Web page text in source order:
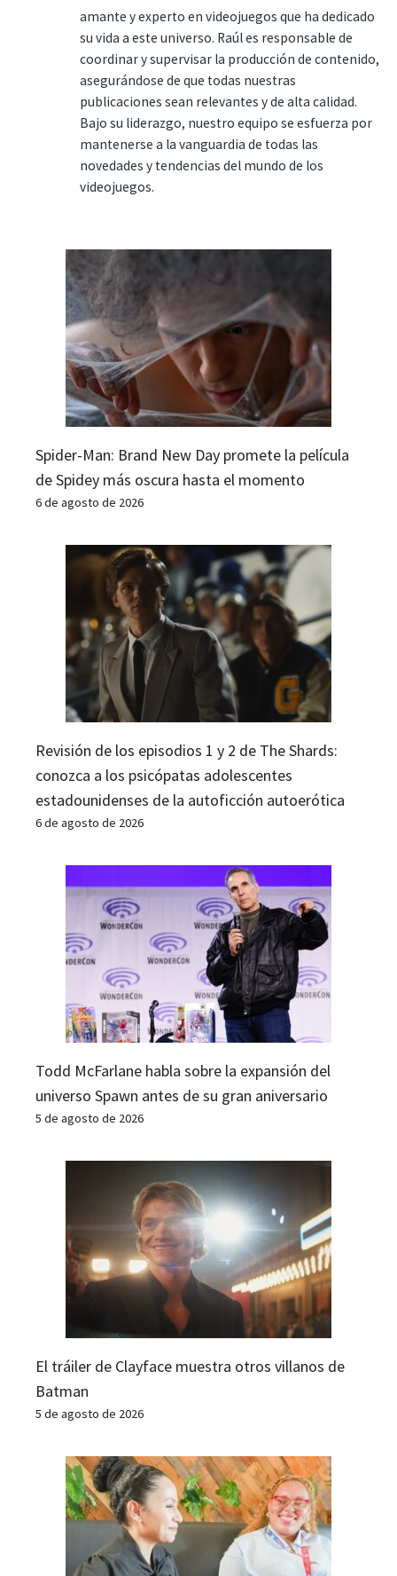
amante y experto en videojuegos que ha dedicado
su vida a este universo. Raúl es responsable de
coordinar y supervisar la producción de contenido,
asegurándose de que todas nuestras
publicaciones sean relevantes y de alta calidad.
Bajo su liderazgo, nuestro equipo se esfuerza por
mantenerse a la vanguardia de todas las
novedades y tendencias del mundo de los
videojuegos.
Spider-Man: Brand New Day promete la película
de Spidey más oscura hasta el momento
6 de agosto de 2026
Revisión de los episodios 1 y 2 de The Shards:
conozca a los psicópatas adolescentes
estadounidenses de la autoficción autoerótica
6 de agosto de 2026
Todd McFarlane habla sobre la expansión del
universo Spawn antes de su gran aniversario
5 de agosto de 2026
El tráiler de Clayface muestra otros villanos de
Batman
5 de agosto de 2026